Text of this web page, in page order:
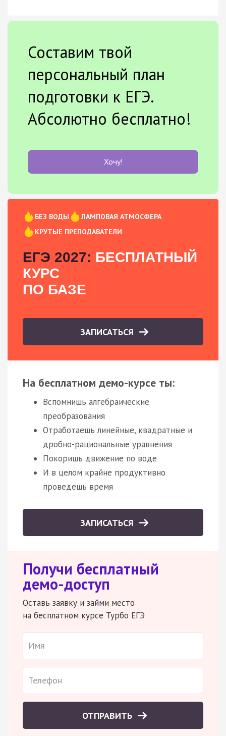
Составим твой
персональный план
подготовки к ЕГЭ.
Абсолютно бесплатно!
Хочу!
БЕЗ ВОДЫ
ЛАМПОВАЯ АТМОСФЕРА
КРУТЫЕ ПРЕПОДАВАТЕЛИ
ЕГЭ 2027: БЕСПЛАТНЫЙ
КУРС
ПО БАЗЕ
ЗАПИСАТЬСЯ
На бесплатном демо-курсе ты:
Вспомнишь алгебраические
преобразования
Отработаешь линейные, квадратные и
дробно-рациональные уравнения
Покоришь движение по воде
И в целом крайне продуктивно
проведешь время
ЗАПИСАТЬСЯ
Получи бесплатный
демо-доступ
Оставь заявку и займи место
на бесплатном курсе Турбо ЕГЭ
ОТПРАВИТЬ